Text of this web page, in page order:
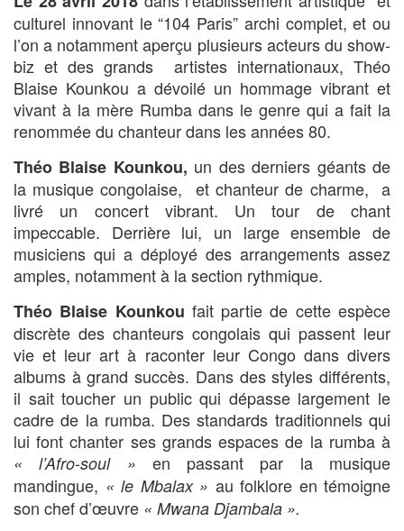
culturel innovant le “104 Paris” archi complet, et ou
l’on a notamment aperçu plusieurs acteurs du show-
biz et des grands artistes internationaux, Théo
Blaise Kounkou a dévoilé un hommage vibrant et
vivant à la mère Rumba dans le genre qui a fait la
renommée du chanteur dans les années 80.
Théo Blaise Kounkou, un des derniers géants de
la musique congolaise, et chanteur de charme, a
livré un concert vibrant. Un tour de chant
impeccable. Derrière lui, un large ensemble de
musiciens qui a déployé des arrangements assez
amples, notamment à la section rythmique.
Théo Blaise Kounkou fait partie de cette espèce
discrète des chanteurs congolais qui passent leur
vie et leur art à raconter leur Congo dans divers
albums à grand succès. Dans des styles différents,
il sait toucher un public qui dépasse largement le
cadre de la rumba. Des standards traditionnels qui
lui font chanter ses grands espaces de la rumba à
« l’Afro-soul » en passant par la musique
mandingue, « le Mbalax » au folklore en témoigne
son chef d’œuvre « Mwana Djambala ».